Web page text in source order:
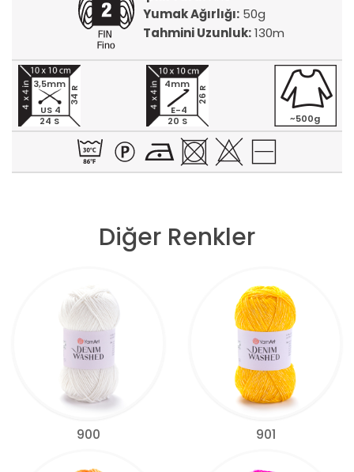
Yumak Ağırlığı:50g
Tahmini Uzunluk:130m
24 S
34 R
3,5mm
US 4
20 S
26 R
4mm
E-4
~500g
Diğer Renkler
900 901